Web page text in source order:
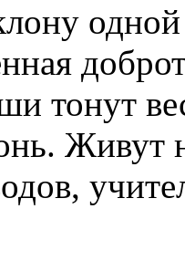
тонут
Живут